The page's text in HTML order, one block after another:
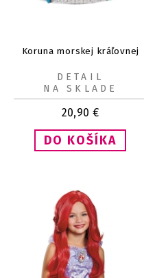
Koruna morskej kráľovnej
20,90 €
DETAIL
NA SKLADE